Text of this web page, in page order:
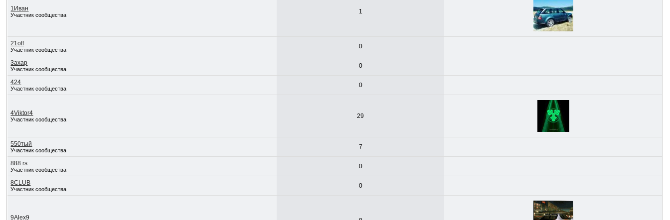
1Иван
Участник сообщества 1
21off
Участник сообщества 0
3axap
Участник сообщества 0
424
Участник сообщества 0
4Viktor4
Участник сообщества 29
550тый
Участник сообщества 7
888.rs
Участник сообщества 0
8CLUB
Участник сообщества 0
9Alex9